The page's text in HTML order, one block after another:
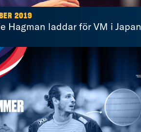
2019
Hagman laddar för VM i Japan